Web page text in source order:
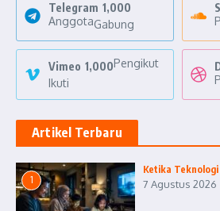
Telegram 1,000
AnggotaGabung
Vimeo 1,000Pengikut
Ikuti
Artikel Terbaru
1
Ketika Teknologi
7 Agustus 2026